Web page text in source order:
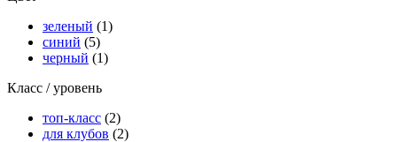
зеленый (1)
синий (5)
черный (1)
Класс / уровень
топ-класс (2)
для клубов (2)